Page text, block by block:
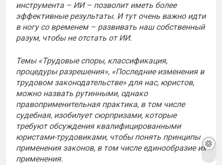
инструмента – ИИ – позволит иметь более
эффективные результаты. И тут очень важно идти
в ногу со временем – развивать наш собственный
разум, чтобы не отстать от ИИ.
Темы «Трудовые споры, классификация,
процедуры разрешения», «Последние изменения в
трудовом законодательстве» для нас, юристов,
можно назвать рутинными, однако
правоприменительная практика, в том числе
судебная, изобилует сюрпризами, которые
требуют обсуждения квалифицированными
юристами-трудовиками, чтобы понять принципы
применения законов, в том числе единообразие их
применения.